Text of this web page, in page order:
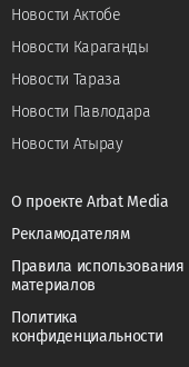
Новости Актобе
Новости Караганды
Новости Тараза
Новости Павлодара
Новости Атырау
О проекте Arbat Media
Рекламодателям
Правила использования
материалов
Политика
конфиденциальности